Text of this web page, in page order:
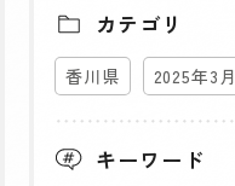
カテゴリ
香川県 2025年3月
キーワード